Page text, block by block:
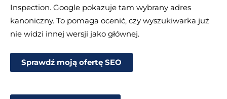
Inspection. Google pokazuje tam wybrany adres
kanoniczny. To pomaga ocenić, czy wyszukiwarka już
nie widzi innej wersji jako głównej.
Sprawdź moją ofertę SEO